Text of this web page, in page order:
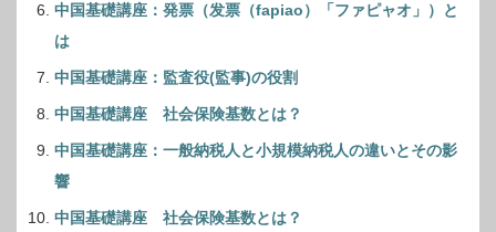
中国基礎講座：発票（发票（fapiao）「ファピャオ」）と
は
中国基礎講座：監査役(監事)の役割
中国基礎講座 社会保険基数とは？
中国基礎講座：一般納税人と小規模納税人の違いとその影
響
中国基礎講座 社会保険基数とは？